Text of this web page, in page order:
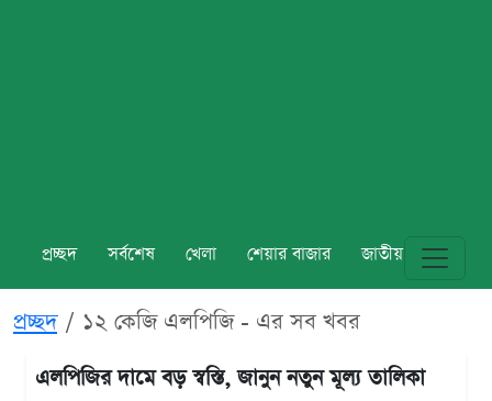
প্রচ্ছদ সর্বশেষ খেলা শেয়ার বাজার জাতীয় বিশ্ব
প্রচ্ছদ ১২ কেজি এলপিজি - এর সব খবর
এলপিজির দামে বড় স্বস্তি, জানুন নতুন মূল্য তালিকা